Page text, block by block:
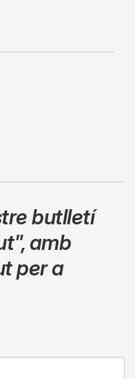
butlletí
,amb
per a